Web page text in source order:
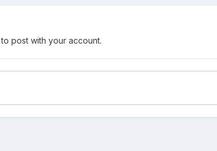
to post with your account.